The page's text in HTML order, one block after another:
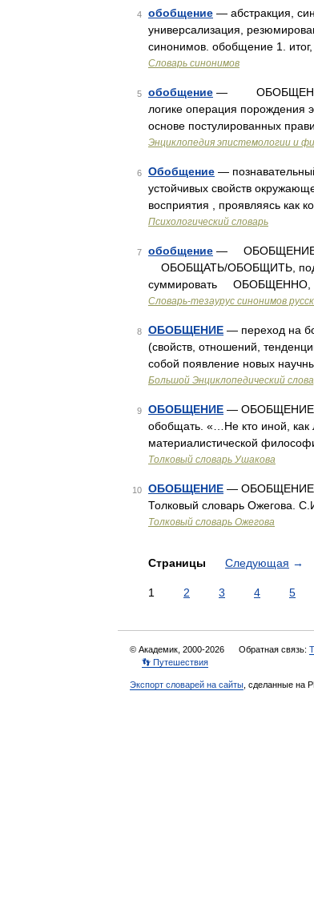
4 обобщение — абстракция,
универсализация,
синонимов. обобщение 1.
Словарь синонимов
5 обобщение — ОБОБЩЕНИЕ
логике операция порождения
основе постулированных
Энциклопедия эпистемологии и
6 Обобщение —
устойчивых свойств
восприятия , проявляясь как
Психологический словарь
7 обобщение — ОБОБЩЕНИЕ,
ОБОБЩАТЬ/ОБОБЩИТЬ,
суммировать ОБОБЩЕННО,
Словарь-тезаурус синонимов
8 ОБОБЩЕНИЕ — переход на
(свойств, отношений,
собой появление новых
Большой Энциклопедический
9 ОБОБЩЕНИЕ — ОБОБЩЕНИЕ,
обобщать. «…Не кто иной, как
материалистической
Толковый словарь Ушакова
10 ОБОБЩЕНИЕ — ОБОБЩЕНИЕ,
Толковый словарь Ожегова.
Толковый словарь Ожегова
Страницы Следующая →
1 2 3 4 5
© Академик, 2000-2026 Обратная связь:
👣 Путешествия
Экспорт словарей на сайты , сделанные на